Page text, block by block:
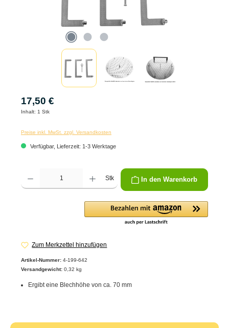
17,50 €
Inhalt: 1 Stk
Preise inkl. MwSt. zzgl. Versandkosten
Verfügbar, Lieferzeit: 1-3 Werktage
Produkt Anzahl: Gib den gewünschten Wert ein oder benutze die Schaltflächen um
Stk In den Warenkorb
Zum Merkzettel hinzufügen
Artikel-Nummer: 4-199-642
Versandgewicht: 0,32 kg
Ergibt eine Blechhöhe von ca. 70 mm